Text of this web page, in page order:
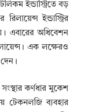
ইন্ডাস্ট্রিতে বড়
ইন্ডাস্ট্রির
এবারের অধিবেশন
এক লক্ষেরও
কর্ণধার মুকেশ
টেকনলজি ব্যবহার